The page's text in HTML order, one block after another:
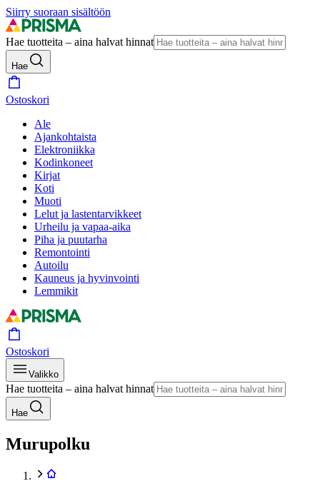
Siirry suoraan sisältöön
Hae tuotteita – aina halvat hinnat
Hae
Ostoskori
Ale
Ajankohtaista
Elektroniikka
Kodinkoneet
Kirjat
Koti
Muoti
Lelut ja lastentarvikkeet
Urheilu ja vapaa-aika
Piha ja puutarha
Remontointi
Autoilu
Kauneus ja hyvinvointi
Lemmikit
Ostoskori
Valikko
Hae tuotteita – aina halvat hinnat
Hae
Murupolku